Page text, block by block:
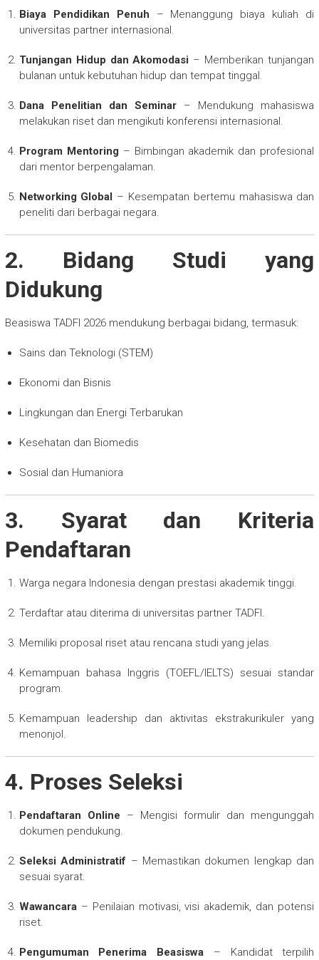
Biaya Pendidikan Penuh – Menanggung biaya kuliah di
universitas partner internasional.
Tunjangan Hidup dan Akomodasi – Memberikan tunjangan
bulanan untuk kebutuhan hidup dan tempat tinggal.
Dana Penelitian dan Seminar – Mendukung mahasiswa
melakukan riset dan mengikuti konferensi internasional.
Program Mentoring – Bimbingan akademik dan profesional
dari mentor berpengalaman.
Networking Global – Kesempatan bertemu mahasiswa dan
peneliti dari berbagai negara.
2. Bidang Studi yang
Didukung
Beasiswa TADFI 2026 mendukung berbagai bidang, termasuk:
Sains dan Teknologi (STEM)
Ekonomi dan Bisnis
Lingkungan dan Energi Terbarukan
Kesehatan dan Biomedis
Sosial dan Humaniora
3. Syarat dan Kriteria
Pendaftaran
Warga negara Indonesia dengan prestasi akademik tinggi.
Terdaftar atau diterima di universitas partner TADFI.
Memiliki proposal riset atau rencana studi yang jelas.
Kemampuan bahasa Inggris (TOEFL/IELTS) sesuai standar
program.
Kemampuan leadership dan aktivitas ekstrakurikuler yang
menonjol.
4. Proses Seleksi
Pendaftaran Online – Mengisi formulir dan mengunggah
dokumen pendukung.
Seleksi Administratif – Memastikan dokumen lengkap dan
sesuai syarat.
Wawancara– Penilaian motivasi, visi akademik, dan potensi
riset.
Pengumuman Penerima Beasiswa – Kandidat terpilih